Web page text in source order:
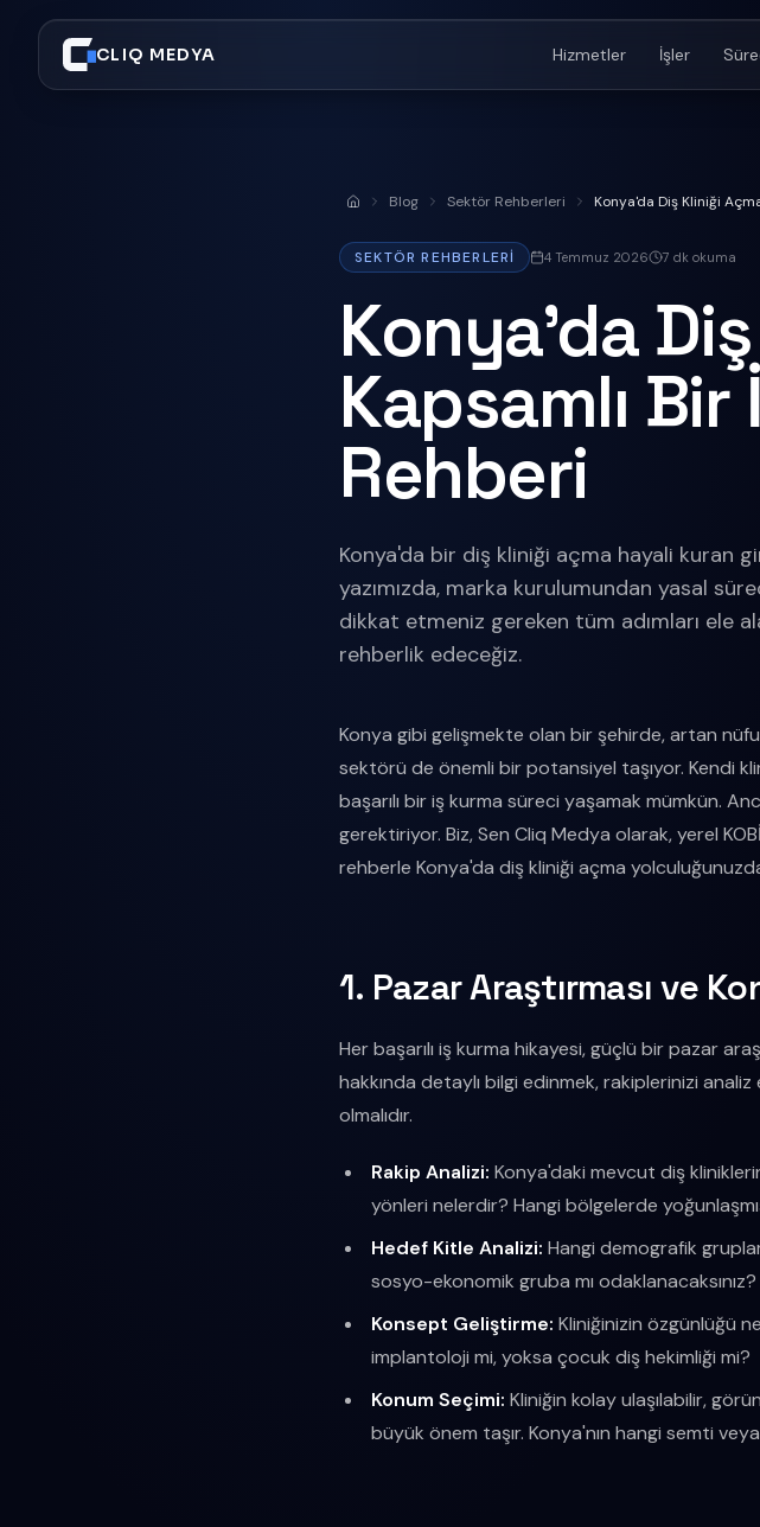
CLIQ MEDYA Hizmetler İşler
Anasayfa
Blog Sektör Rehberleri Konya'da Diş Kliniği
SEKTÖR REHBERLERI 4 Temmuz 2026 7 dk okuma
Konya'da
Kapsamlı
Rehberi
Konya'da bir diş kliniği açma hayali kuran
yazımızda, marka kurulumundan yasal
dikkat etmeniz gereken tüm adımları ele
rehberlik edeceğiz.
Konya gibi gelişmekte olan bir şehirde, artan
sektörü de önemli bir potansiyel taşıyor. Kendi
başarılı bir iş kurma süreci yaşamak mümkün.
gerektiriyor. Biz, Sen Cliq Medya olarak, yerel
rehberle Konya'da diş kliniği açma
1. Pazar Araştırması ve
Her başarılı iş kurma hikayesi, güçlü bir pazar
hakkında detaylı bilgi edinmek, rakiplerinizi
olmalıdır.
Rakip Analizi: Konya'daki mevcut diş
yönleri nelerdir? Hangi bölgelerde
Hedef Kitle Analizi: Hangi demografik
sosyo-ekonomik gruba mı odaklanacaksınız?
Konsept Geliştirme: Kliniğinizin özgünlüğü
implantoloji mi, yoksa çocuk diş hekimliği mi?
Konum Seçimi: Kliniğin kolay ulaşılabilir,
büyük önem taşır. Konya'nın hangi semti